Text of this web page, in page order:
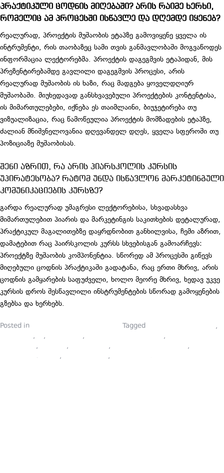
პრაქტიკული ცოდნის მიღებაში? არის რაიმე ხერხი,
რომელიც ამ პროცესში ისწავლე და დღემდე იყენებ?
რეალურად, პროექტის მუშაობის ეტაპზე გამოვიყენე ყველა ის
ინტრუმენტი, რის თაობაზეც სამი თვის განმავლობაში მოგვაწოდეს
ინფორმაცია ლექტორებმა. პროექტის დაგეგმვის ეტაპიდან, მის
პრეზენტირებამდე გავლილი დაგეგმვის პროცესი, არის
რეალურად მუშაობის ის ხაზი, რაც მადგება ყოველდღიურ
მუშაობაში. მიუხედავად განსხვავებული პროექტების კონტენტისა,
ის მიმართულებები, იქნება ეს თაიმლაინი, ბიუჯეტირება თუ
ვიზუალიზაცია, რაც წამოწეულია პროექტის მომზადების ეტაპზე,
ძალიან მნიშვნელოვანია დღევანდელ დღეს, ყველა სფეროში თუ
პოზიციაზე მუშაობისას.
შენი აზრით, რა არის პიარსკოლის კურსის
უპირატესობა? რატომ უნდა ისწავლონ მარკეტინგული
კომუნიკაციების კურსზე?
გარდა რეალურად უმაგრესი ლექტორებისა, სხვადასხვა
მიმართულებით პიარის და მარკეტინგის საკითხების დეტალურად,
პრაქტიკულ მაგალითებზე დაყრდნობით განხილვისა, ჩემი აზრით,
დამატებით რაც პაირსკოლის კურსს სხვებისგან გამოარჩევს:
პროექტზე მუშაობის კომპონენტია. სწორედ ამ პროცესში გიწევს
მიღებული ცოდნის პრაქტიკაში გადატანა, რაც ერთი მხრივ, არის
ცოდნის გამყარების საფუძველი, ხოლო მეორე მხრივ, ხედავ უკვე
კურსის დროს შესწავლილი ინსტრუმენტების სწორად გამოყენების
გზებსა და ხერხებს.
Posted in Tagged
,
, , , ,
, , , ,
, , ,